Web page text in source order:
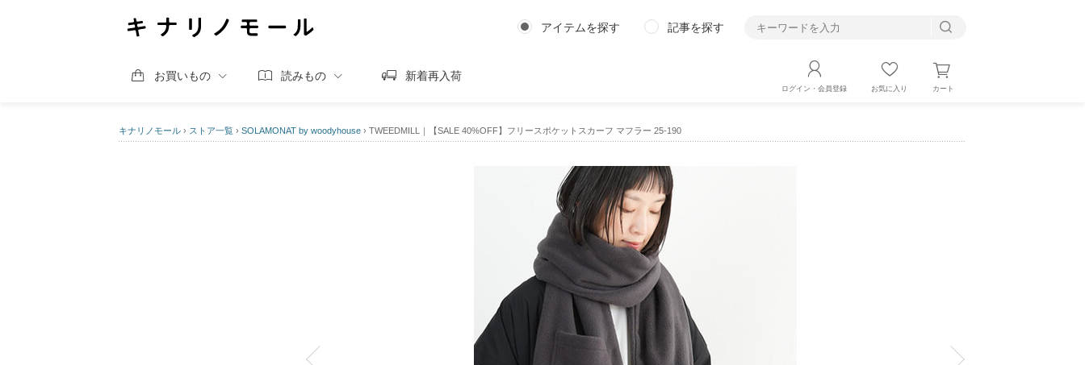
アイテムを探す 記事を探す
お買いもの 読みもの 新着再入荷
ログイン・会員登録 お気に入り カート
キナリノモール › ストア一覧 › SOLAMONAT by woodyhouse › TWEEDMILL｜【SALE 40%OFF】フリースポケットスカーフ マフラー 25-190